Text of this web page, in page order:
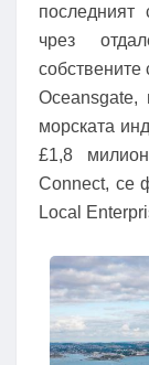
чрез
Oceansgate,
морската
£1,8
Connect, се
Local